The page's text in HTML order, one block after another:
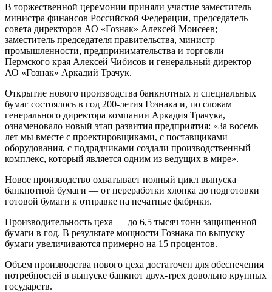
В торжественной церемонии приняли участие заместитель
министра финансов Российской Федерации, председатель
совета директоров АО «Гознак» Алексей Моисеев;
заместитель председателя правительства, министр
промышленности, предпринимательства и торговли
Пермского края Алексей Чибисов и генеральный директор
АО «Гознак» Аркадий Трачук.
Открытие нового производства банкнотных и специальных
бумаг состоялось в год 200-летия Гознака и, по словам
генерального директора компании Аркадия Трачука,
ознаменовало новый этап развития предприятия: «За восемь
лет мы вместе с проектировщиками, с поставщиками
оборудования, с подрядчиками создали производственный
комплекс, который является одним из ведущих в мире».
Новое производство охватывает полный цикл выпуска
банкнотной бумаги — от переработки хлопка до подготовки
готовой бумаги к отправке на печатные фабрики.
Производительность цеха — до 6,5 тысяч тонн защищенной
бумаги в год. В результате мощности Гознака по выпуску
бумаги увеличиваются примерно на 15 процентов.
Объем производства нового цеха достаточен для обеспечения
потребностей в выпуске банкнот двух-трех довольно крупных
государств.